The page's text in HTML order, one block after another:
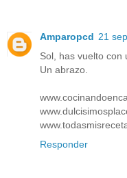
Amparopcd 21
Sol, has vuelto con
Un abrazo.
Responder